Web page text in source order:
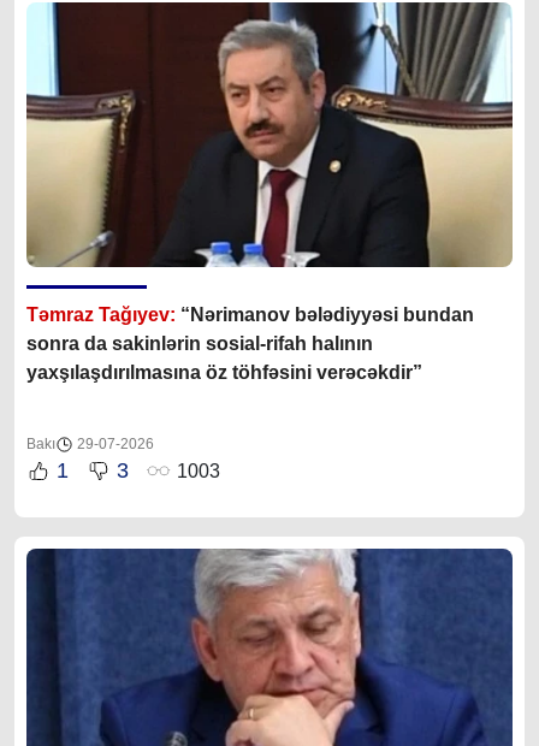
Təmraz Tağıyev: “Nərimanov bələdiyyəsi bundan
sonra da sakinlərin sosial-rifah halının
yaxşılaşdırılmasına öz töhfəsini verəcəkdir”
Bakı 29-07-2026
1 3 1003